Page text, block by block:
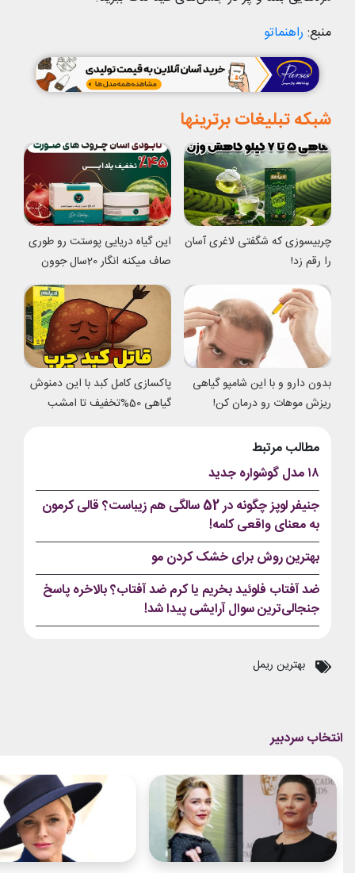
منبع: راهنماتو
شبکه تبلیغات برترینها
چربیسوزی که شگفتی لاغری آسان
را رقم زد!
این گیاه دریایی پوستت رو طوری
صاف میکنه انگار 20سال جوون
شدی
بدون دارو و با این شامپو گیاهی
ریزش موهات رو درمان کن!
پاکسازی کامل کبد با این دمنوش
گیاهی 50%تخفیف تا امشب
مطالب مرتبط
۱۸ مدل گوشواره جدید
جنیفر لوپز چگونه در 52 سالگی هم زیباست؟ قالی کرمون
به معنای واقعی کلمه!
بهترین روش برای خشک کردن مو
ضد آفتاب فلوئید بخریم یا کرم ضد آفتاب؟ بالاخره پاسخ
جنجالی‌ترین سوال آرایشی پیدا شد!
بهترین ریمل